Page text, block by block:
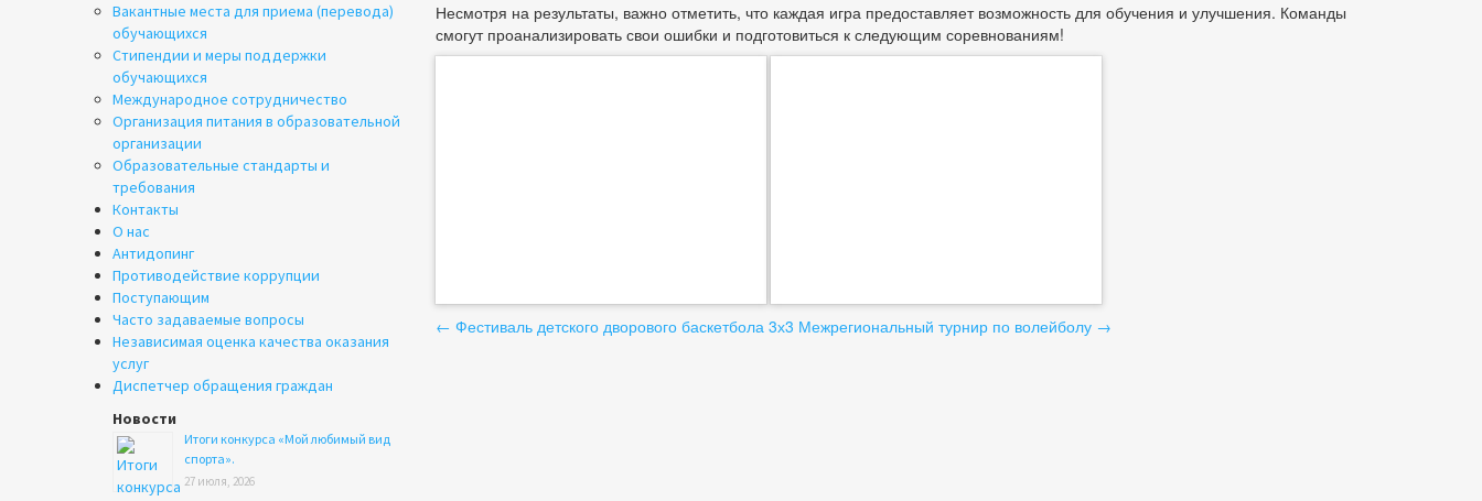
Вакантные места для приема (перевода)
обучающихся
Стипендии и меры поддержки
обучающихся
Международное сотрудничество
Организация питания в образовательной
организации
Образовательные стандарты и
требования
Контакты
О нас
Антидопинг
Противодействие коррупции
Поступающим
Часто задаваемые вопросы
Независимая оценка качества оказания
услуг
Диспетчер обращения граждан
Новости
Итоги конкурса «Мой любимый вид
спорта».
27 июля, 2026
Несмотря на результаты, важно отметить, что каждая игра предоставляет возможность для обучения и улучшения. Команды
смогут проанализировать свои ошибки и подготовиться к следующим соревнованиям!
Навигация
← Фестиваль детского дворового баскетбола 3х3 Межрегиональный турнир по волейболу →